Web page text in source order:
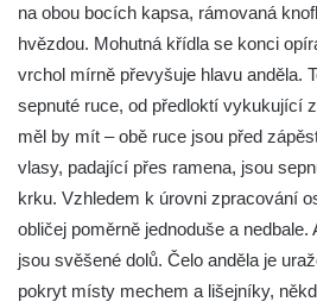
Socha Rys číhající na srnu v ZOO
Socha Tygr v ZOO Hluboká
Socha Želva v ZOO Hluboká
Socha Kozorožec horský v ZOO
Socha Včela v ZOO Hluboká
Socha Housenka v ZOO Hluboká
Socha Nosorožík v ZOO Hluboká
na obou bocích kapsa, rámovaná
hvězdou. Mohutná křídla se konci
vrchol mírně převyšuje hlavu anděla.
sepnuté ruce, od předloktí vykukující
měl by mít – obě ruce jsou před
vlasy, padající přes ramena, jsou
krku. Vzhledem k úrovni zpracování
obličej poměrně jednoduše a
jsou svěšené dolů. Čelo anděla je
pokryt místy mechem a lišejníky,